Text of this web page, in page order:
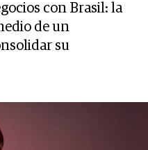
con Brasil: la
de un
su